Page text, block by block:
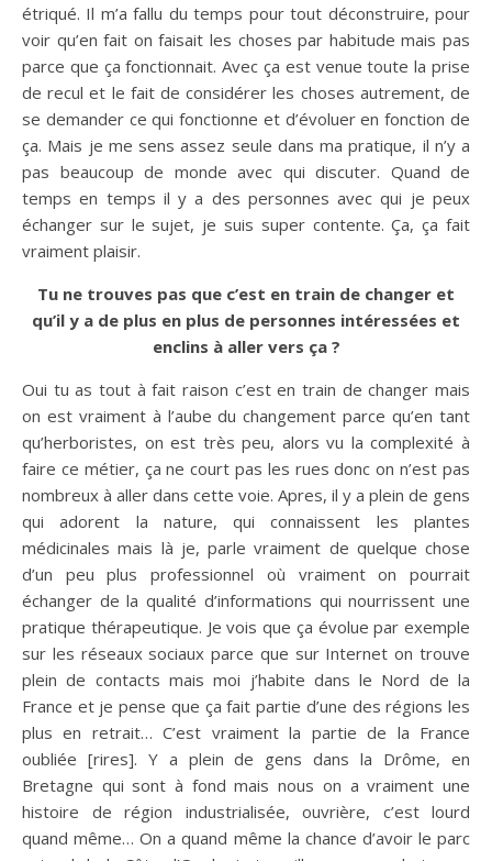
étriqué. Il m’a fallu du temps pour tout déconstruire, pour
voir qu’en fait on faisait les choses par habitude mais pas
parce que ça fonctionnait. Avec ça est venue toute la prise
de recul et le fait de considérer les choses autrement, de
se demander ce qui fonctionne et d’évoluer en fonction de
ça. Mais je me sens assez seule dans ma pratique, il n’y a
pas beaucoup de monde avec qui discuter. Quand de
temps en temps il y a des personnes avec qui je peux
échanger sur le sujet, je suis super contente. Ça, ça fait
vraiment plaisir.
Tu ne trouves pas que c’est en train de changer et
qu’il y a de plus en plus de personnes intéressées et
enclins à aller vers ça ?
Oui tu as tout à fait raison c’est en train de changer mais
on est vraiment à l’aube du changement parce qu’en tant
qu’herboristes, on est très peu, alors vu la complexité à
faire ce métier, ça ne court pas les rues donc on n’est pas
nombreux à aller dans cette voie. Apres, il y a plein de gens
qui adorent la nature, qui connaissent les plantes
médicinales mais là je, parle vraiment de quelque chose
d’un peu plus professionnel où vraiment on pourrait
échanger de la qualité d’informations qui nourrissent une
pratique thérapeutique. Je vois que ça évolue par exemple
sur les réseaux sociaux parce que sur Internet on trouve
plein de contacts mais moi j’habite dans le Nord de la
France et je pense que ça fait partie d’une des régions les
plus en retrait… C’est vraiment la partie de la France
oubliée [rires]. Y a plein de gens dans la Drôme, en
Bretagne qui sont à fond mais nous on a vraiment une
histoire de région industrialisée, ouvrière, c’est lourd
quand même… On a quand même la chance d’avoir le parc